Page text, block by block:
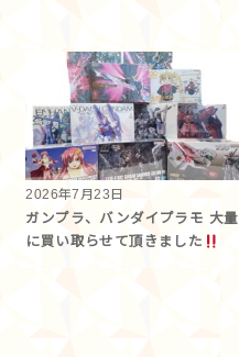
2026年7月23日
ガンプラ、バンダイプラモ 大量
に買い取らせて頂きました